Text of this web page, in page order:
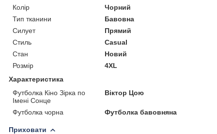
Колір
Чорний
Тип тканини
Бавовна
Силует
Прямий
Стиль
Casual
Стан
Новий
Розмір
4XL
Характеристика
Футболка Кіно Зірка по
Імені Сонце
Віктор Цою
Футболка чорна Футболка бавовняна
Приховати